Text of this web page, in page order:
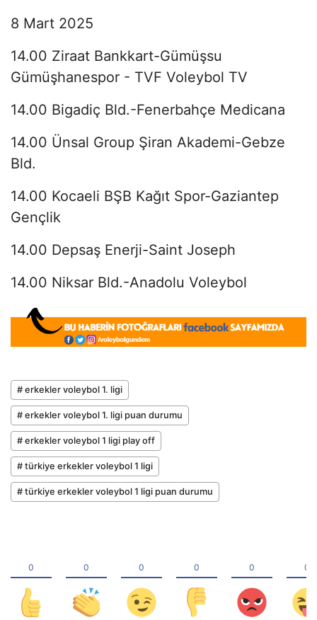
8 Mart 2025
14.00 Ziraat Bankkart-Gümüşsu
Gümüşhanespor - TVF Voleybol TV
14.00 Bigadiç Bld.-Fenerbahçe Medicana
14.00 Ünsal Group Şiran Akademi-Gebze
Bld.
14.00 Kocaeli BŞB Kağıt Spor-Gaziantep
Gençlik
14.00 Depsaş Enerji-Saint Joseph
14.00 Niksar Bld.-Anadolu Voleybol
# erkekler voleybol 1. ligi
# erkekler voleybol 1. ligi puan durumu
# erkekler voleybol 1 ligi play off
# türkiye erkekler voleybol 1 ligi
# türkiye erkekler voleybol 1 ligi puan durumu